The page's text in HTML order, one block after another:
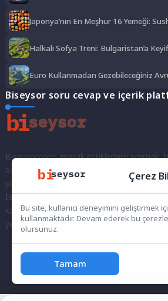
Japonya’nın En Meşhur 16 Yemeği:
Halkalı Sofya Treni: Bulgaristan’a
Euro Kullanmadan Gezebileceğiniz
Biseysor soru cevap ve içerik
Biseysor.com, merak ettiklerinizi sormak,
bulunmak ve fikirlerinizi paylaşmak için bir
platformdur.
İster kayıtlı bir kullanıcı olarak
kalarak sorularınızı yöneltin; burada her
yer var. Bilgiyi keşfetmek ve paylaşmak için
Çerez
Bu site, kullanıcı deneyimini geliştirmek
kullanmaktadır. Devam ederek bu
olursunuz.
Tamam